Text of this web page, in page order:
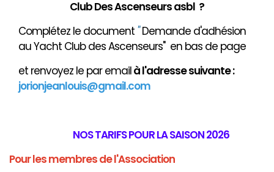
Club Des Ascenseurs asbl ?
Complétez le document "Demande d'adhésion
au Yacht Club des Ascenseurs" en bas de page
et renvoyez le par emailàl'adresse suivante :
jorionjeanlouis@gmail.com
NOS TARIFS POUR LA SAISON 2026
Pour les membres de l'Association